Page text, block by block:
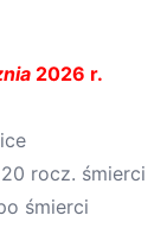
2026 r.
rocz. śmierci
śmierci